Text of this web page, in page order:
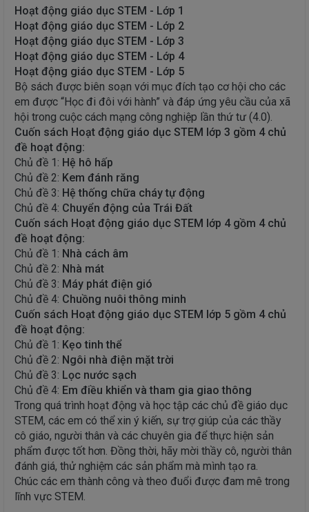
Hoạt động giáo dục STEM - Lớp 1
Hoạt động giáo dục STEM - Lớp 2
Hoạt động giáo dục STEM - Lớp 3
Hoạt động giáo dục STEM - Lớp 4
Hoạt động giáo dục STEM - Lớp 5
Bộ sách được biên soạn với mục đích tạo cơ hội cho các
em được “Học đi đôi với hành” và đáp ứng yêu cầu của xã
hội trong cuộc cách mạng công nghiệp lần thứ tư (4.0).
Cuốn sách Hoạt động giáo dục STEM lớp 3 gồm 4 chủ
đề hoạt động:
Chủ đề 1: Hệ hô hấp
Chủ đề 2: Kem đánh răng
Chủ đề 3: Hệ thống chữa cháy tự động
Chủ đề 4: Chuyển động của Trái Đất
Cuốn sách Hoạt động giáo dục STEM lớp 4 gồm 4 chủ
đề hoạt động:
Chủ đề 1: Nhà cách âm
Chủ đề 2: Nhà mát
Chủ đề 3: Máy phát điện gió
Chủ đề 4: Chuồng nuôi thông minh
Cuốn sách Hoạt động giáo dục STEM lớp 5 gồm 4 chủ
đề hoạt động:
Chủ đề 1: Kẹo tinh thể
Chủ đề 2: Ngôi nhà điện mặt trời
Chủ đề 3: Lọc nước sạch
Chủ đề 4: Em điều khiển và tham gia giao thông
Trong quá trình hoạt động và học tập các chủ đề giáo dục
STEM, các em có thể xin ý kiến, sự trợ giúp của các thầy
cô giáo, người thân và các chuyên gia để thực hiện sản
phẩm được tốt hơn. Đồng thời, hãy mời thầy cô, người thân
đánh giá, thử nghiệm các sản phẩm mà mình tạo ra.
Chúc các em thành công và theo đuổi được đam mê trong
lĩnh vực STEM.